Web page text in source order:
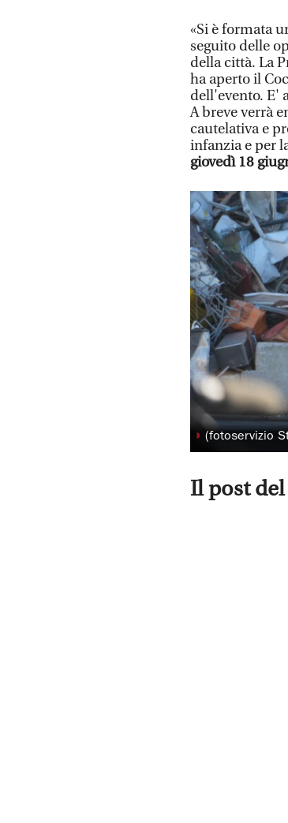
«Si è formata
seguito delle
della città. La
ha aperto il
dell'evento. E'
A breve verrà
cautelativa e
infanzia e per
giovedì 18
◗ (fotoservizio
Il post